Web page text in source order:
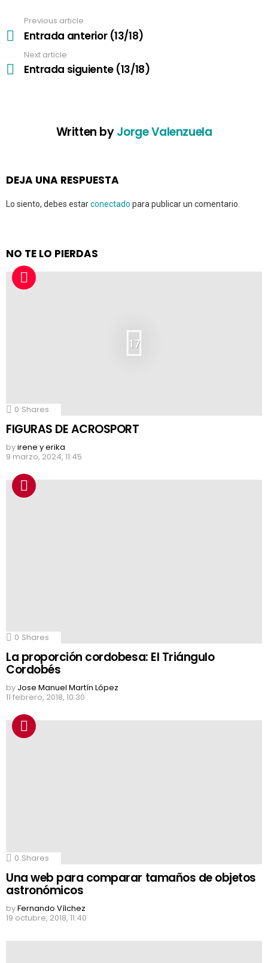
i
g
t
more
Previous article
Entrada anterior (13/18)
Next article
Entrada siguiente (13/18)
Written byJorge Valenzuela
DEJA UNA RESPUESTA
Lo siento, debes estarconectado para publicar un comentario.
NO TE LO PIERDAS
17
0 Shares
FIGURAS DE ACROSPORT
byirene y erika
9 marzo, 2024, 11:45
0 Shares
La proporción cordobesa: El Triángulo
Cordobés
by Jose Manuel Martín López
11 febrero, 2018, 10:30
0 Shares
Una web para comparar tamaños de objetos
astronómicos
byFernando Vílchez
19 octubre, 2018, 11:40